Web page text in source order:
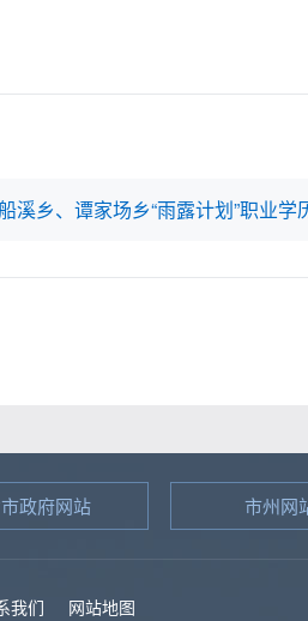
溪乡、谭家场乡“雨露计划”职业
政府网站 市州网
我们 网站地图